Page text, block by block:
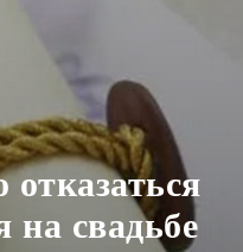
на свадьбе